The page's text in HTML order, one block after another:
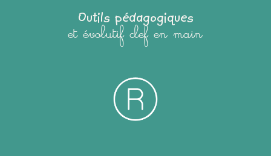
Outils pédagogiques
et évolutif clef en main